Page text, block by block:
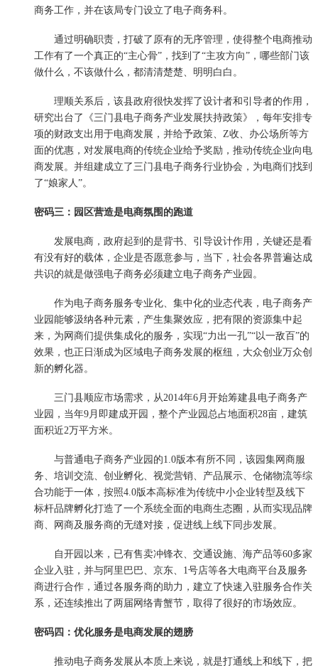
商务工作，并在该局专门设立了电子商务科。
通过明确职责，打破了原有的无序管理，使得整个电商推动
工作有了一个真正的“主心骨”，找到了“主攻方向”，哪些部门该
做什么，不该做什么，都清清楚楚、明明白白。
理顺关系后，该县政府很快发挥了设计者和引导者的作用，
研究出台了《三门县电子商务产业发展扶持政策》，每年安排专
项的财政支出用于电商发展，并给予政策、Z收、办公场所等方
面的优惠，对发展电商的传统企业给予奖励，推动传统企业向电
商发展。并组建成立了三门县电子商务行业协会，为电商们找到
了“娘家人”。
密码三：园区营造是电商氛围的跑道
发展电商，政府起到的是背书、引导设计作用，关键还是看
有没有好的载体，企业是否愿意参与，当下，社会各界普遍达成
共识的就是做强电子商务必须建立电子商务产业园。
作为电子商务服务专业化、集中化的业态代表，电子商务产
业园能够汲纳各种元素，产生集聚效应，把有限的资源集中起
来，为网商们提供集成化的服务，实现“力出一孔”“以一敌百”的
效果，也正日渐成为区域电子商务发展的枢纽，大众创业万众创
新的孵化器。
三门县顺应市场需求，从2014年6月开始筹建县电子商务产
业园，当年9月即建成开园，整个产业园总占地面积28亩，建筑
面积近2万平方米。
与普通电子商务产业园的1.0版本有所不同，该园集网商服
务、培训交流、创业孵化、视觉营销、产品展示、仓储物流等综
合功能于一体，按照4.0版本高标准为传统中小企业转型及线下
标杆品牌孵化打造了一个系统全面的电商生态圈，从而实现品牌
商、网商及服务商的无缝对接，促进线上线下同步发展。
自开园以来，已有售卖冲锋衣、交通设施、海产品等60多家
企业入驻，并与阿里巴巴、京东、1号店等各大电商平台及服务
商进行合作，通过各服务商的助力，建立了快速入驻服务合作关
系，还连续推出了两届网络青蟹节，取得了很好的市场效应。
密码四：优化服务是电商发展的翅膀
推动电子商务发展从本质上来说，就是打通线上和线下，把